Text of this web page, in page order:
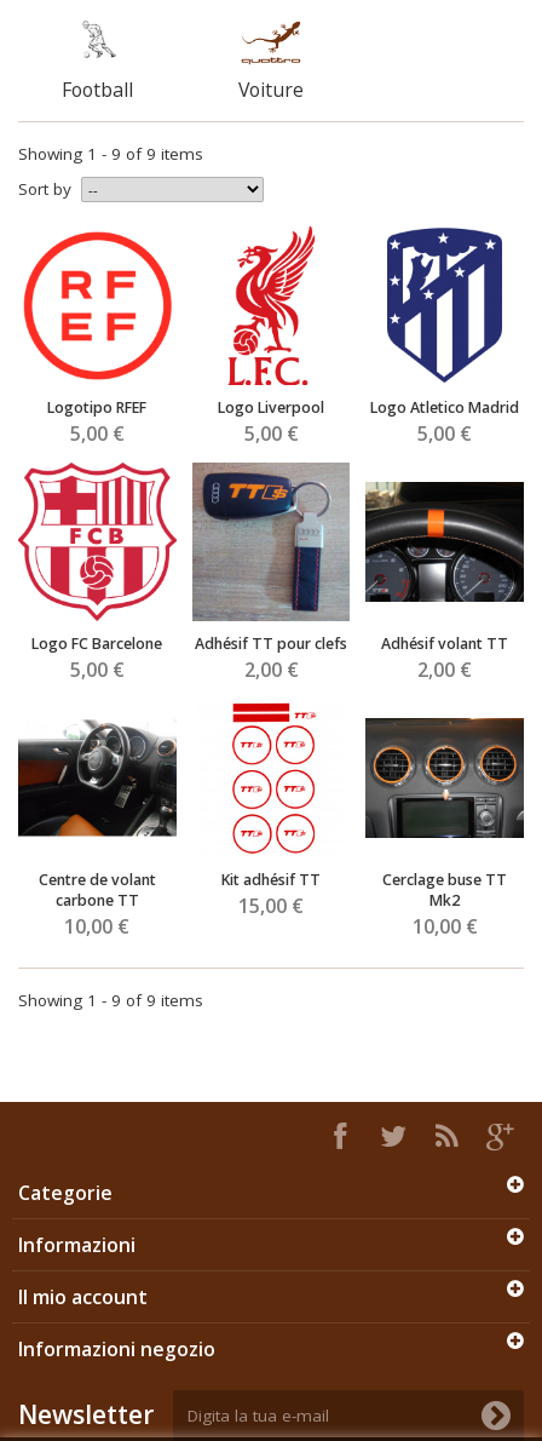
Football Voiture
Showing 1 - 9 of 9 items
Sort by
Logotipo RFEF
5,00 €
Logo Liverpool
5,00 €
Logo Atletico Madrid
5,00 €
Logo FC Barcelone
5,00 €
Adhésif TT pour clefs
2,00 €
Adhésif volant TT
2,00 €
Centre de volant
carbone TT
10,00 €
Kit adhésif TT
15,00 €
Cerclage buse TT
Mk2
10,00 €
Showing 1 - 9 of 9 items
Categorie
Informazioni
Il mio account
Informazioni negozio
Newsletter